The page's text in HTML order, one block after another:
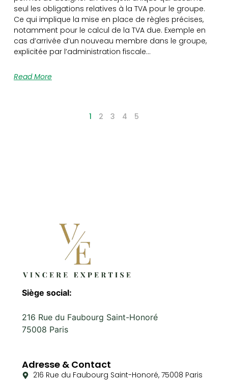
seul les obligations relatives à la TVA pour le groupe.
Ce qui implique la mise en place de règles précises,
notamment pour le calcul de la TVA due. Exemple en
cas d’arrivée d’un nouveau membre dans le groupe,
explicitée par l’administration fiscale…
Read More
1 2 3 4 5
Siège social:
216 Rue du Faubourg Saint-Honoré
75008 Paris
Adresse & Contact
216 Rue du Faubourg Saint-Honoré, 75008 Paris